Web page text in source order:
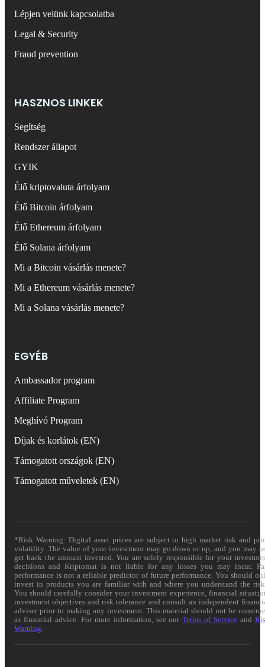
Lépjen velünk kapcsolatba
Legal & Security
Fraud prevention
HASZNOS LINKEK
Segítség
Rendszer állapot
GYIK
Élő kriptovaluta árfolyam
Élő Bitcoin árfolyam
Élő Ethereum árfolyam
Élő Solana árfolyam
Mi a Bitcoin vásárlás menete?
Mi a Ethereum vásárlás menete?
Mi a Solana vásárlás menete?
EGYÉB
Ambassador program
Affiliate Program
Meghívó Program
Díjak és korlátok (EN)
Támogatott országok (EN)
Támogatott műveletek (EN)
*Risk Warning: Digital asset prices are subject to high market risk and
volatility. The value of your investment may go down or up, and you may
get back the amount invested. You are solely responsible for your
decisions and Kriptomat is not liable for any losses you may incur.
performance is not a reliable predictor of future performance. You should
invest in products you are familiar with and where you understand the
You should carefully consider your investment experience, financial
investment objectives and risk tolerance and consult an independent
adviser prior to making any investment. This material should not be
as financial advice. For more information, see ourTerms of Service and
Warning